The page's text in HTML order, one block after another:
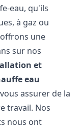
eau, qu'ils
à gaz ou
une
sur nos
et
eau
assurer de la
travail. Nos
nous ont